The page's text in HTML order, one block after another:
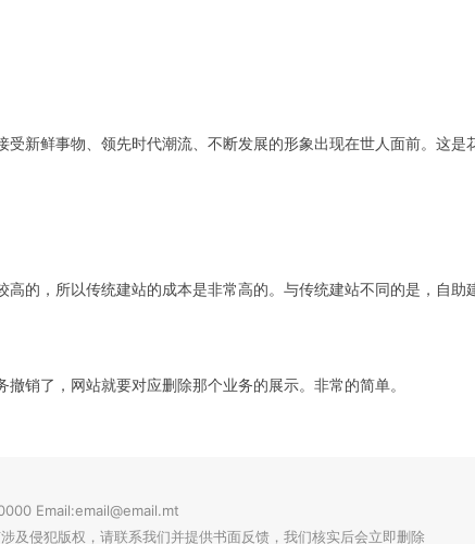
新鲜事物、领先时代潮流、不断发展的形象出现在世人面前。这是
的，所以传统建站的成本是非常高的。与传统建站不同的是，自助
销了，网站就要对应删除那个业务的展示。非常的简单。
Email:email@email.mt
及侵犯版权，请联系我们并提供书面反馈，我们核实后会立即删除